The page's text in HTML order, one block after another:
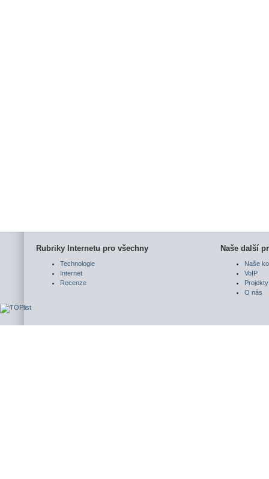
Rubriky Internetu pro všechny
Technologie
Internet
Recenze
Naše další
Naše
VoIP
Projekty
O nás